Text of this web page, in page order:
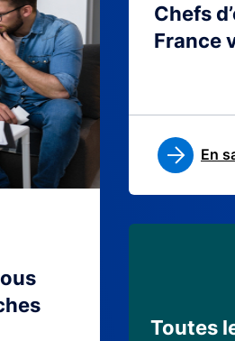
Chefs
France
En
Toutes